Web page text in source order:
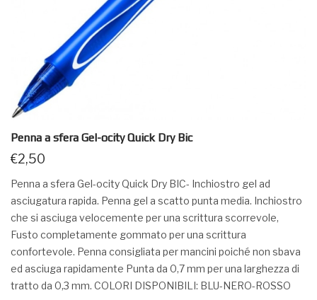
Penna a sfera Gel-ocity Quick Dry Bic
€2,50
Penna a sfera Gel-ocity Quick Dry BIC- Inchiostro gel ad
asciugatura rapida. Penna gel a scatto punta media. Inchiostro
che si asciuga velocemente per una scrittura scorrevole,
Fusto completamente gommato per una scrittura
confortevole. Penna consigliata per mancini poiché non sbava
ed asciuga rapidamente Punta da 0,7 mm per una larghezza di
tratto da 0,3 mm. COLORI DISPONIBILI: BLU-NERO-ROSSO